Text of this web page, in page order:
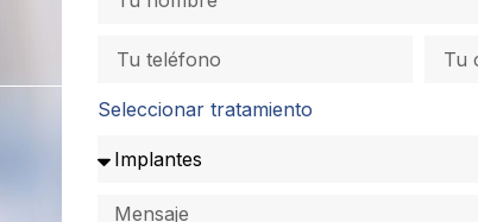
Seleccionar tratamiento